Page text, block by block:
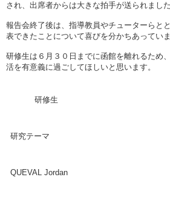
され、出席者からは大きな拍手が送られました
報告会終了後は、指導教員やチューターらと
表できたことについて喜びを分かちあっていま
研修生は６月３０日までに函館を離れるため
活を有意義に過ごしてほしいと思います。
研修生
研究テーマ
QUEVAL Jordan